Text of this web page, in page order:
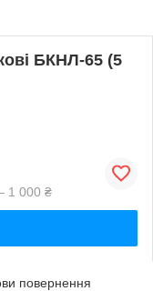
БКНЛ-65 (5
1 000 ₴
повернення